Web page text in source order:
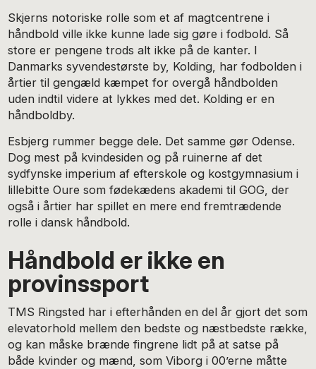
Skjerns notoriske rolle som et af magtcentrene i
håndbold ville ikke kunne lade sig gøre i fodbold. Så
store er pengene trods alt ikke på de kanter. I
Danmarks syvendestørste by, Kolding, har fodbolden i
årtier til gengæld kæmpet for overgå håndbolden
uden indtil videre at lykkes med det. Kolding er en
håndboldby.
Esbjerg rummer begge dele. Det samme gør Odense.
Dog mest på kvindesiden og på ruinerne af det
sydfynske imperium af efterskole og kostgymnasium i
lillebitte Oure som fødekædens akademi til GOG, der
også i årtier har spillet en mere end fremtrædende
rolle i dansk håndbold.
Håndbold er ikke en
provinssport
TMS Ringsted har i efterhånden en del år gjort det som
elevatorhold mellem den bedste og næstbedste række,
og kan måske brænde fingrene lidt på at satse på
både kvinder og mænd, som Viborg i 00’erne måtte